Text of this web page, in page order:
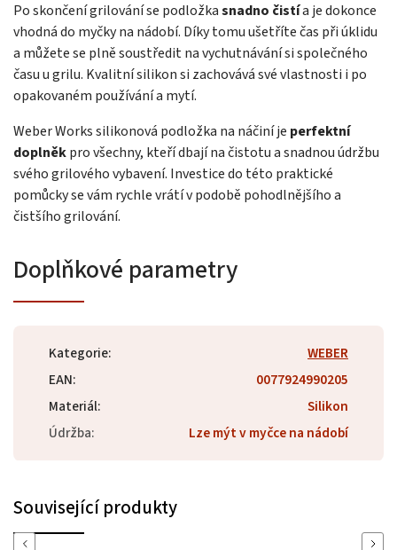
Po skončení grilování se podložkasnadno čistía je dokonce
vhodná do myčky na nádobí. Díky tomu ušetříte čas při úklidu
a můžete se plně soustředit na vychutnávání si společného
času u grilu. Kvalitní silikon si zachovává své vlastnosti i po
opakovaném používání a mytí.
Weber Works silikonová podložka na náčiní je perfektní
doplněkpro všechny, kteří dbají na čistotu a snadnou údržbu
svého grilového vybavení. Investice do této praktické
pomůcky se vám rychle vrátí v podobě pohodlnějšího a
čistšího grilování.
Doplňkové parametry
Kategorie:
WEBER
EAN:
0077924990205
Materiál:
Silikon
Údržba: Lze mýt v myčce na nádobí
Související produkty
Previous Next